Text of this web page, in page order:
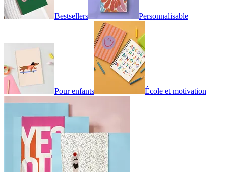
Bestsellers Personnalisable
Pour enfants École et motivation